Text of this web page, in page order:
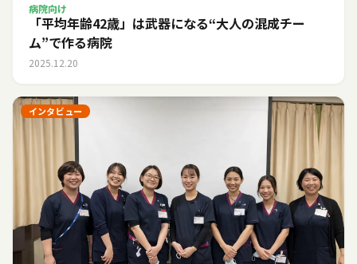
病院向け
「平均年齢42歳」は武器になる――“大人の混成チー
ム”で作る病院
2025.12.20
インタビュー